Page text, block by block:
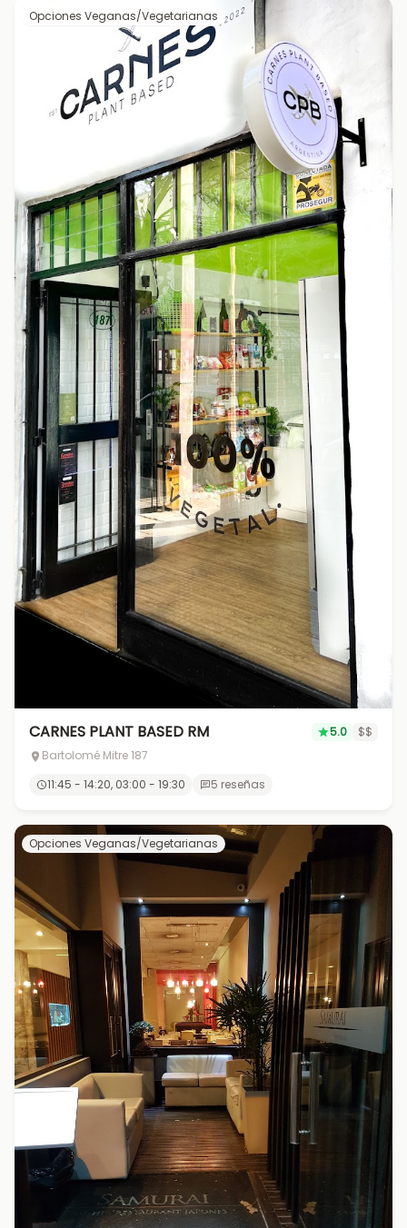
Opciones Veganas/Vegetarianas
CARNES PLANT BASED RM 5.0
$$
Bartolomé Mitre 187
11:45 - 14:20, 03:00 - 19:30
5 reseñas
Opciones Veganas/Vegetarianas